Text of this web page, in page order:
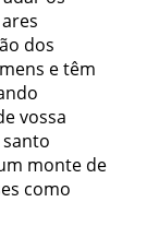
dos
e têm
vossa
monte de
como